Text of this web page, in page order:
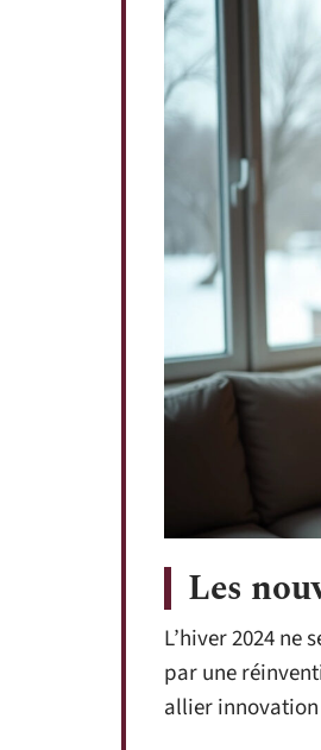
Les
L’hiver 2024
par une
allier